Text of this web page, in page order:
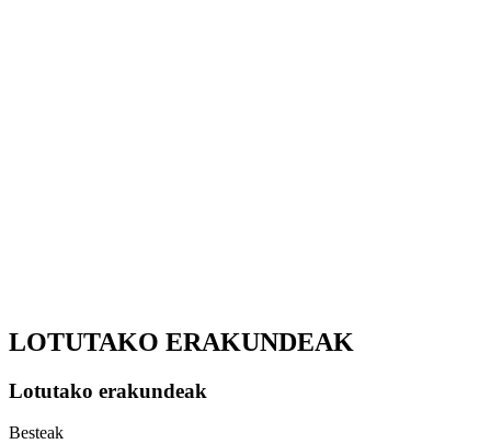
LOTUTAKO ERAKUNDEAK
Lotutako erakundeak
Besteak